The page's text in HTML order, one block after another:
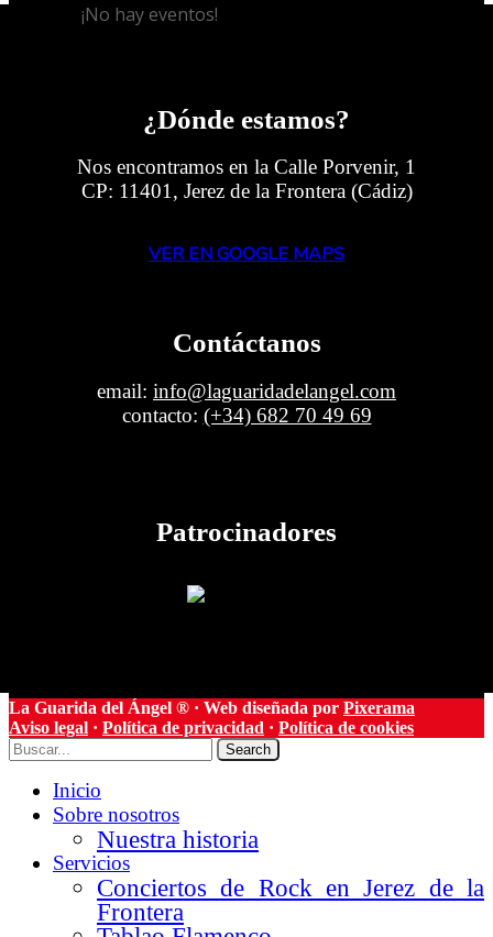
¡No hay eventos!
¿Dónde estamos?
Nos encontramos en la Calle Porvenir, 1
CP: 11401, Jerez de la Frontera (Cádiz)
VER EN GOOGLE MAPS
Contáctanos
email: info@laguaridadelangel.com
contacto: (+34) 682 70 49 69
Patrocinadores
La Guarida del Ángel ® · Web diseñada por Pixerama
Aviso legal · Política de privacidad · Política de cookies
Search
Inicio
Sobre nosotros
Nuestra historia
Servicios
Conciertos de Rock en Jerez de la
Frontera